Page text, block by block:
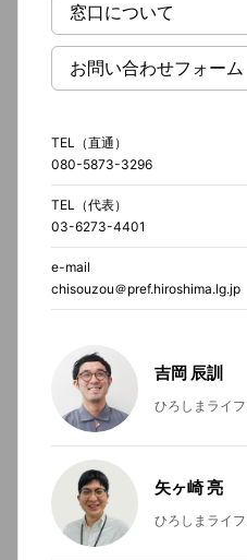
窓口について
お問い合わせフォーム
TEL（直通）
080-5873-3296
TEL（代表）
03-6273-4401
e-mail
chisouzou＠pref.hiroshima.lg.jp
吉岡 辰訓
ひろしまライ
矢ヶ崎 亮
ひろしまライ